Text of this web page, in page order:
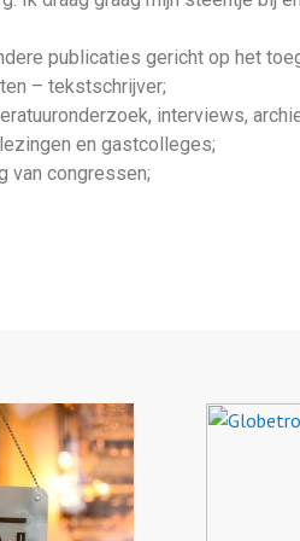
publicaties gericht op het
– tekstschrijver;
interviews,
en gastcolleges;
van congressen;